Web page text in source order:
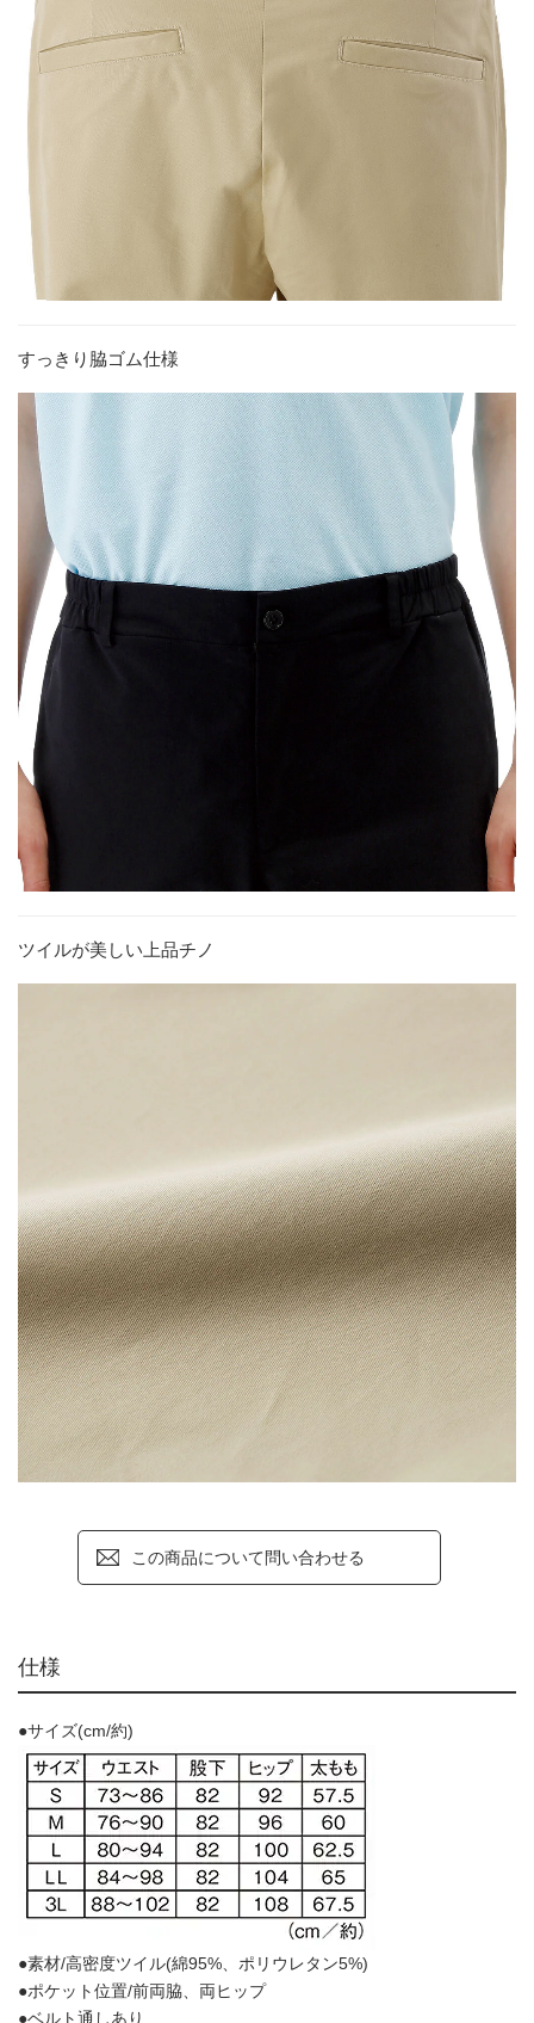
すっきり脇ゴム仕様
ツイルが美しい上品チノ
この商品について問い合わせる
仕様
●サイズ(cm/約)
●素材/高密度ツイル(綿95%、ポリウレタン5%)
●ポケット位置/前両脇、両ヒップ
●ベルト通しあり